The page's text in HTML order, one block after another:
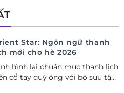
Star: Ngôn ngữ thanh
mới cho hè 2026
hình lại chuẩn mực thanh lịch
cổ tay quý ông với bộ sưu tập